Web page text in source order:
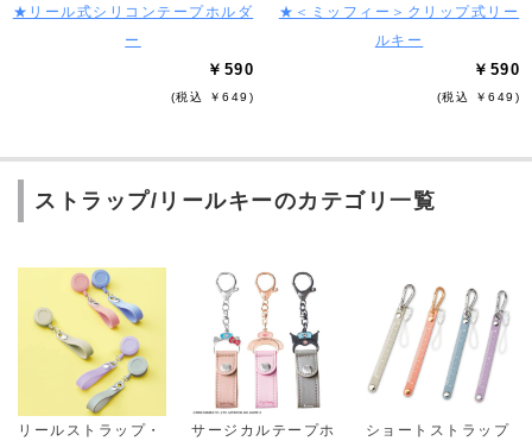
★リール式シリコンテープホルダ
ー
￥590
(税込 ￥649)
★＜ミッフィー＞クリップ式リー
ルキー
￥590
(税込 ￥649)
ストラップ/リールキーのカテゴリ一覧
リールストラップ・
サージカルテープホ
ショートストラップ